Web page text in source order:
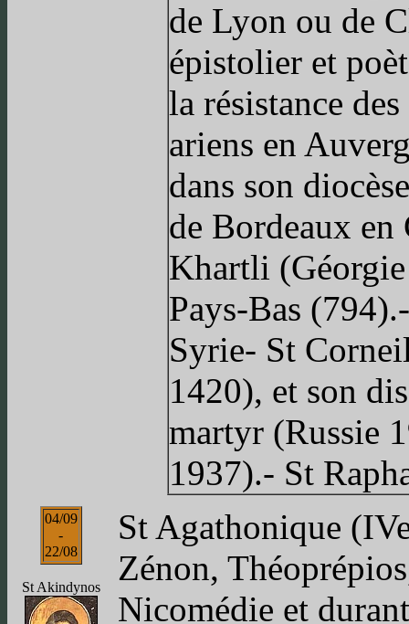
de Lyon ou de
épistolier et
la résistance
ariens en
dans son
de Bordeaux en
Khartli
Pays-Bas
Syrie- St
1420), et son
martyr (Russie
1937).- St
04/09
-
22/08
St Akindynos
St Agathonique
Zénon,
Nicomédie et